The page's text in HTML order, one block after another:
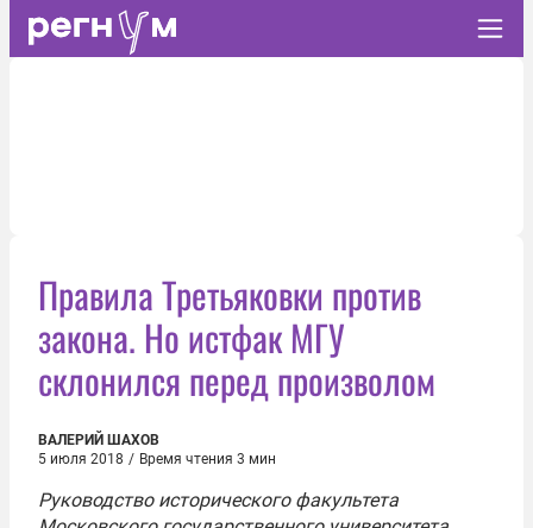
Правила Третьяковки против
закона. Но истфак МГУ
склонился перед произволом
ВАЛЕРИЙ ШАХОВ
5 июля 2018 / Время чтения 3 мин
Руководство исторического факультета